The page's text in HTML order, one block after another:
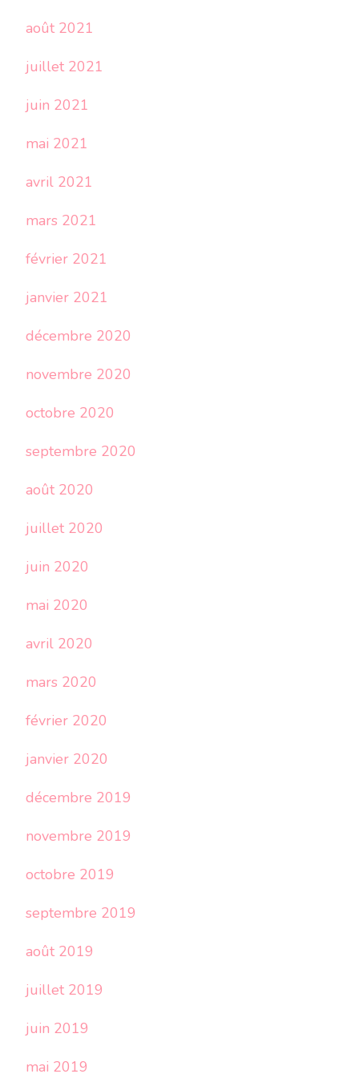
août 2021
juillet 2021
juin 2021
mai 2021
avril 2021
mars 2021
février 2021
janvier 2021
décembre 2020
novembre 2020
octobre 2020
septembre 2020
août 2020
juillet 2020
juin 2020
mai 2020
avril 2020
mars 2020
février 2020
janvier 2020
décembre 2019
novembre 2019
octobre 2019
septembre 2019
août 2019
juillet 2019
juin 2019
mai 2019